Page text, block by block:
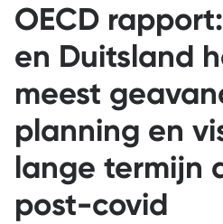
OECD
en Duitsland
meest
planning en
lange termijn
post-covid